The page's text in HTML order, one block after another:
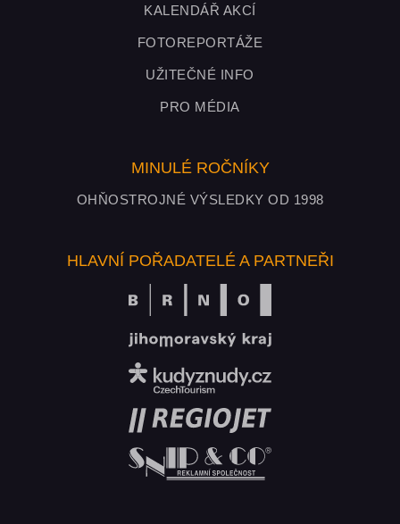
KALENDÁŘ AKCÍ
FOTOREPORTÁŽE
UŽITEČNÉ INFO
PRO MÉDIA
MINULÉ ROČNÍKY
OHŇOSTROJNÉ VÝSLEDKY OD 1998
HLAVNÍ POŘADATELÉ A PARTNEŘI